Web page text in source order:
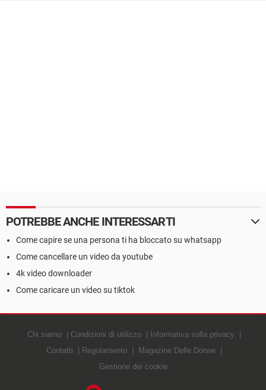
POTREBBE ANCHE INTERESSARTI
Come capire se una persona ti ha bloccato su whatsapp
Come cancellare un video da youtube
4k video downloader
Come caricare un video su tiktok
Chi siamo Condizioni di utilizzo
Informativa sulla privacy
Contatti
Regolamento
Magazine Delle Donne
Gestione dei cookie